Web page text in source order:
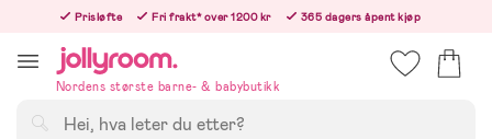
innehållet
Prisløfte Fri frakt* over 1200 kr
365 dagers åpent kjøp
Nordens største barne- & babybutikk